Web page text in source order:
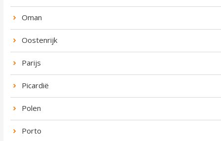
Oman
Oostenrijk
Parijs
Picardië
Polen
Porto